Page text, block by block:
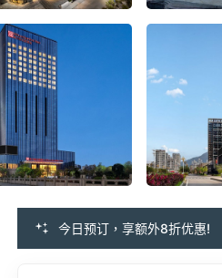
今日预订，享额外8折优惠!